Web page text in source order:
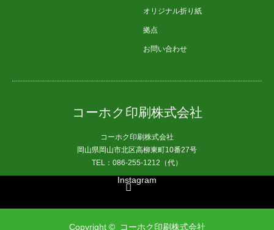
オリジナル折り紙
拠点
お問い合わせ
コーホク印刷株式会社
コーホク印刷株式会社
岡山県岡山市北区高柳東町10番27号
TEL：086-255-1212（代）
Instagram
Copyright © コーホク印刷株式会社